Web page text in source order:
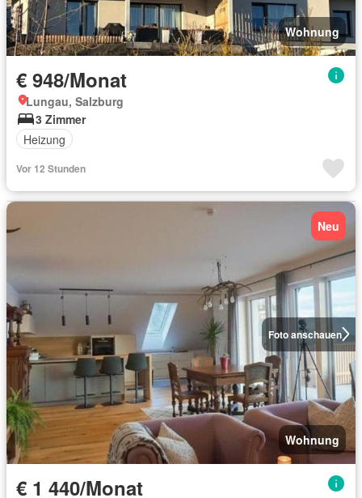
Wohnung
€ 948/Monat
Lungau, Salzburg
3 Zimmer
Heizung
Vor 12 Stunden
Foto anschauen
Neu
Wohnung
€ 1 440/Monat